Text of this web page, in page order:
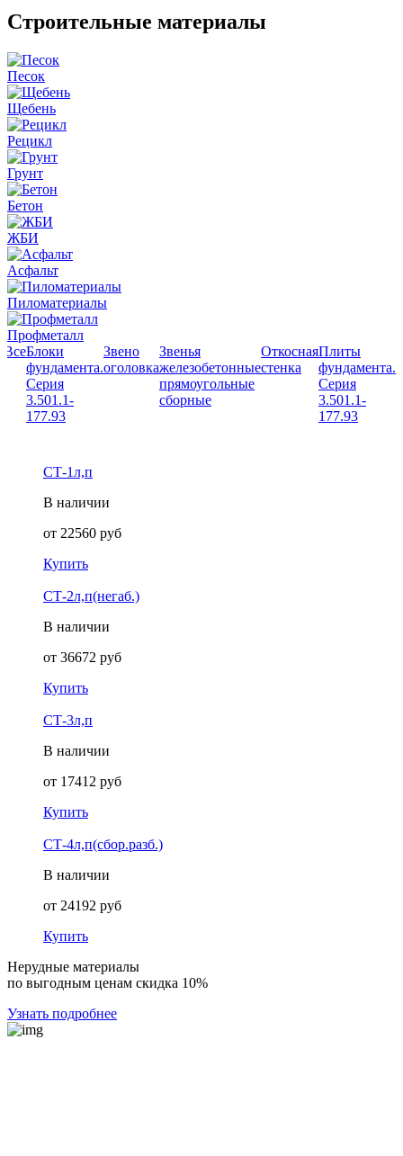
Строительные материалы
Песок
Щебень
Рецикл
Грунт
Бетон
ЖБИ
Асфальт
Пиломатериалы
Профметалл
ВсеБлоки
фундамента.
Серия
3.501.1-
177.93
Звено
оголовка
Звенья
железобетонные
прямоугольные
сборные
Откосная
стенка
Плиты
фундамента.
Серия
3.501.1-
177.93
СТ-1л,п
В наличии
от 22560 руб
Купить
СТ-2л,п(негаб.)
В наличии
от 36672 руб
Купить
СТ-3л,п
В наличии
от 17412 руб
Купить
СТ-4л,п(сбор.разб.)
В наличии
от 24192 руб
Купить
Нерудные материалы
по выгодным ценам скидка 10%
Узнать подробнее